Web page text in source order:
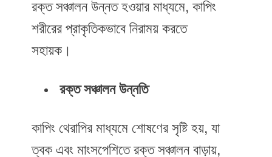
রক্ত সঞ্চালন উন্নত হওয়ার মাধ্যমে, কাপিং
শরীরের প্রাকৃতিকভাবে নিরাময় করতে
সহায়ক।
রক্ত সঞ্চালন উন্নতি
কাপিং থেরাপির মাধ্যমে শোষণের সৃষ্টি হয়, যা
ত্বক এবং মাংসপেশিতে রক্ত সঞ্চালন বাড়ায়,